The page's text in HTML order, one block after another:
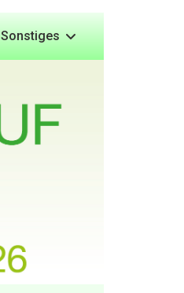
Sonstiges